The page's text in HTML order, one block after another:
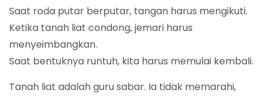
Saat roda putar berputar, tangan harus mengikuti.
Ketika tanah liat condong, jemari harus
menyeimbangkan.
Saat bentuknya runtuh, kita harus memulai kembali.
Tanah liat adalah guru sabar. Ia tidak memarahi,